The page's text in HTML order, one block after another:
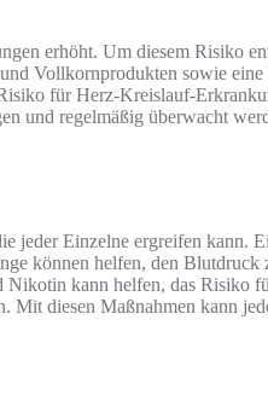
erhöht. Um diesem Risiko
Vollkornprodukten sowie
für Herz-Kreislauf-
und regelmäßig überwacht
Einzelne ergreifen kann.
können helfen, den
kann helfen, das Risiko
Mit diesen Maßnahmen kann